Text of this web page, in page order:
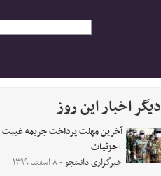
دیگر اخبار این روز
+جزئیات
خبرگزاری دانشجو- ۸ اسفند ۱۳۹۹